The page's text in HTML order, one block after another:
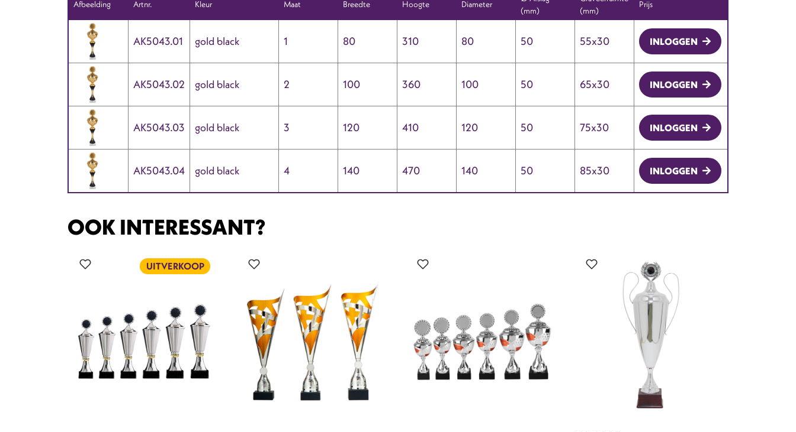
Afbeelding Artnr. Kleur Maat Breedte Hoogte Diameter
(mm)
(mm)
Prijs
AK5043.01 gold black 1 80 310 80 50 55x30 INLOGGEN
AK5043.02 gold black 2 100 360 100 50 65x30 INLOGGEN
AK5043.03 gold black 3 120 410 120 50 75x30 INLOGGEN
AK5043.04 gold black 4 140 470 140 50 85x30 INLOGGEN
OOK INTERESSANT?
UITVERKOOP